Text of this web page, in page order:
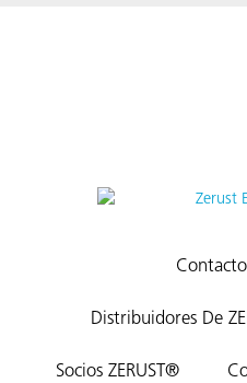
Distribuidores De
Socios ZERUST®